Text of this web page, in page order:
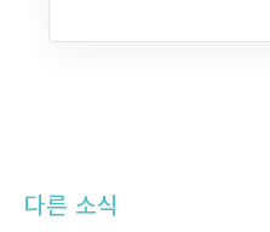
다른 소식